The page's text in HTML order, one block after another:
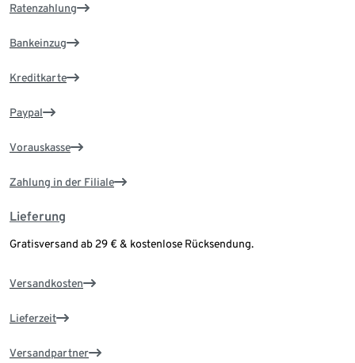
Ratenzahlung
Bankeinzug
Kreditkarte
Paypal
Vorauskasse
Zahlung in der Filiale
Lieferung
Gratisversand ab 29 € & kostenlose Rücksendung.
Versandkosten
Lieferzeit
Versandpartner